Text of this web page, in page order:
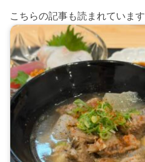
こちらの記事も読まれています